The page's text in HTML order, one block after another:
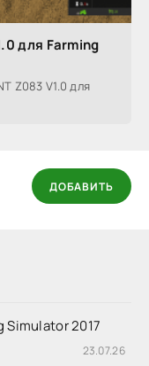
Simulator 2017
23.07.26
для Farming
Z083 V1.0 для
ДОБАВИТЬ